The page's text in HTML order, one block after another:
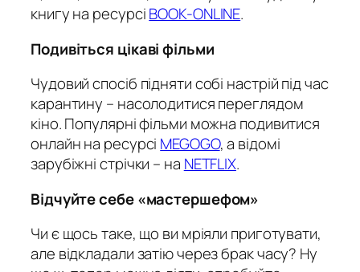
книгу на ресурсіBOOK-ONLINE.
Подивіться цікаві фільми
Чудовий спосіб підняти собі настрій під час
карантину – насолодитися переглядом
кіно. Популярні фільми можна подивитися
онлайн на ресурсі MEGOGO, а відомі
зарубіжні стрічки – на NETFLIX.
Відчуйте себе «мастершефом»
Чи є щось таке, що ви мріяли приготувати,
але відкладали затію через брак часу? Ну